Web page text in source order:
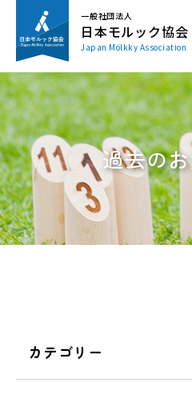
一般社団法人
日本モルック協会
Japan Mölkky Association
過去の
カテゴリー